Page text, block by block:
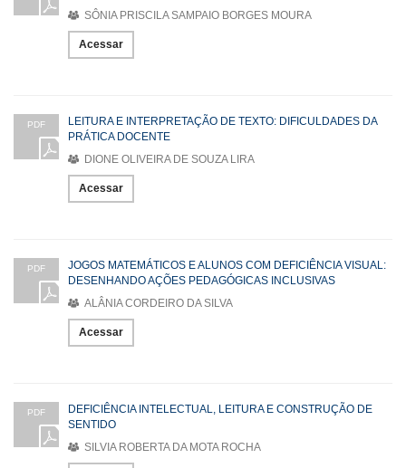
SÔNIA PRISCILA SAMPAIO BORGES MOURA
Acessar
PDF
LEITURA E INTERPRETAÇÃO DE TEXTO: DIFICULDADES DA
PRÁTICA DOCENTE
DIONE OLIVEIRA DE SOUZA LIRA
Acessar
PDF
JOGOS MATEMÁTICOS E ALUNOS COM DEFICIÊNCIA VISUAL:
DESENHANDO AÇÕES PEDAGÓGICAS INCLUSIVAS
ALÂNIA CORDEIRO DA SILVA
Acessar
PDF
DEFICIÊNCIA INTELECTUAL, LEITURA E CONSTRUÇÃO DE
SENTIDO
SILVIA ROBERTA DA MOTA ROCHA